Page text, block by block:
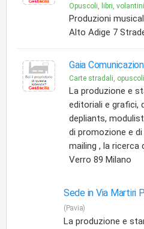
Opuscoli, libri,
Produzioni
Alto Adige 7
Gaia
Carte stradali,
La produzione e
editoriali e grafici,
depliants,
di promozione e
mailing , la ricerca
Verro 89 Milano
Sede in Via Martiri
(Pavia)
La produzione e